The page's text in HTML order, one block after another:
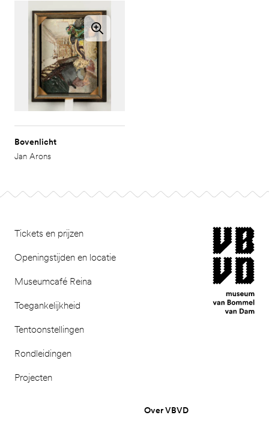
Bovenlicht
Jan Arons
Tickets en prijzen
Openingstijden en locatie
Museumcafé Reina
Toegankelijkheid
Tentoonstellingen
Rondleidingen
Projecten
museum van
Over VBVD